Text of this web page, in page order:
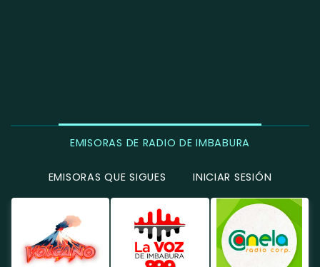
EMISORAS DE RADIO DE IMBABURA
EMISORAS QUE SIGUES INICIAR SESIÓN